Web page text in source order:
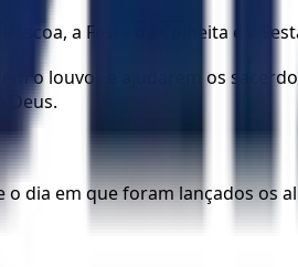
a Festa da Colheita e a
o louvor e ajudarem os
Deus.
dia em que foram lançados os